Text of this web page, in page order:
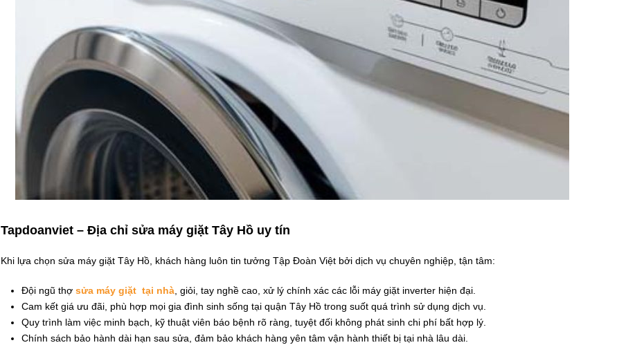
Tapdoanviet – Địa chỉ sửa máy giặt Tây Hồ uy tín
Khi lựa chọn sửa máy giặt Tây Hồ, khách hàng luôn tin tưởng Tập Đoàn Việt bởi dịch vụ chuyên nghiệp, tận tâm:
Đội ngũ thợ sửa máy giặt tại nhà, giỏi, tay nghề cao, xử lý chính xác các lỗi máy giặt inverter hiện đại.
Cam kết giá ưu đãi, phù hợp mọi gia đình sinh sống tại quận Tây Hồ trong suốt quá trình sử dụng dịch vụ.
Quy trình làm việc minh bạch, kỹ thuật viên báo bệnh rõ ràng, tuyệt đối không phát sinh chi phí bất hợp lý.
Chính sách bảo hành dài hạn sau sửa, đảm bảo khách hàng yên tâm vận hành thiết bị tại nhà lâu dài.